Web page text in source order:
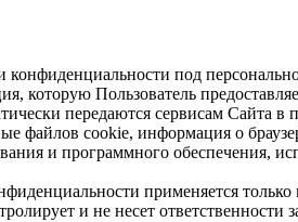
под
которую Пользователь
передаются сервисам Сайта в
файлов cookie, информация о
и программного обеспечения,
применяется
и не несет